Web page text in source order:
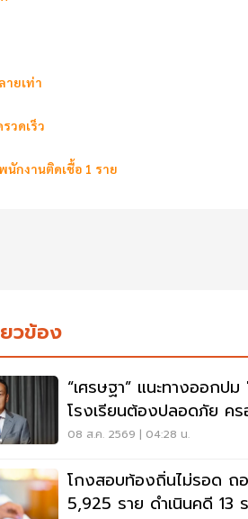
ายเท่า
วดเร็ว
นักงานติดเชื้อ 1 ราย
วข้อง
“เศรษฐา” แนะทางออกป
โรงเรียนต้องปลอดภัย ค
ต้องรับฟัง
08 ส.ค. 2569 | 04:28 น.
โกงสอบท้องถิ่นไม่รอด ถ
5,925 ราย ดำเนินคดี 13